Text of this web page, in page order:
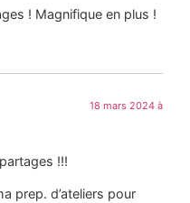
! Magnifique en plus !
18 mars 2024 à
!!!
prep. d’ateliers pour